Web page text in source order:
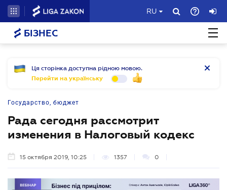
RU
БІЗНЕС
Ця сторінка доступна рідною мовою.
Перейти на українську
Государство, бюджет
Рада сегодня рассмотрит
изменения в Налоговый кодекс
15 октября 2019, 10:25 1357 0